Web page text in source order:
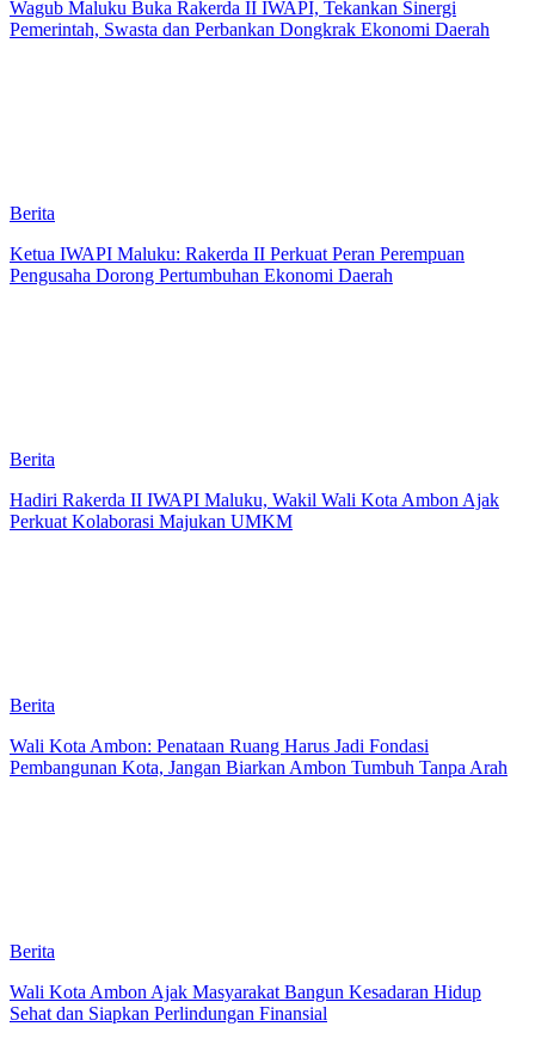
Wagub Maluku Buka Rakerda II IWAPI, Tekankan Sinergi
Pemerintah, Swasta dan Perbankan Dongkrak Ekonomi Daerah
Berita
Ketua IWAPI Maluku: Rakerda II Perkuat Peran Perempuan
Pengusaha Dorong Pertumbuhan Ekonomi Daerah
Berita
Hadiri Rakerda II IWAPI Maluku, Wakil Wali Kota Ambon Ajak
Perkuat Kolaborasi Majukan UMKM
Berita
Wali Kota Ambon: Penataan Ruang Harus Jadi Fondasi
Pembangunan Kota, Jangan Biarkan Ambon Tumbuh Tanpa Arah
Berita
Wali Kota Ambon Ajak Masyarakat Bangun Kesadaran Hidup
Sehat dan Siapkan Perlindungan Finansial